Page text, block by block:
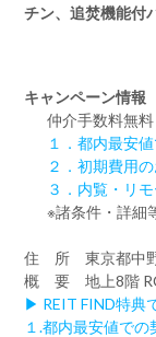
チン、追焚機能付
キャンペーン情報
仲介手数料無料
１．都内最安
２．初期費用
３．内覧・リ
※諸条件・詳細
住 所 東京都中
概 要 地上8階
▶ REIT FIND特典
１.都内最安値での